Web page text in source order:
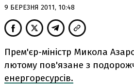
9 БЕРЕЗНЯ 2011, 10:48
Прем'єр-міністр Микола
лютому пов'язане з
енергоресурсів.